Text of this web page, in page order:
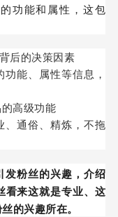
功能和属性，这包
后的决策因素
能、属性等信息，
高级功能
、通俗、精炼，不拖
粉丝的兴趣，介绍
看来这就是专业、这
的兴趣所在。